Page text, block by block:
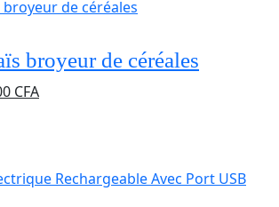
broyeur de céréales
CFALe
57